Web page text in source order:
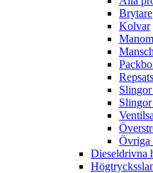
Brytare
Kolvar
Övriga
Dieseldrivna